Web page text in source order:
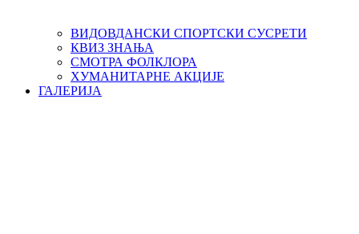
ВИДОВДАНСКИ СПОРТСКИ СУСРЕТИ
КВИЗ ЗНАЊА
СМОТРА ФОЛКЛОРА
ХУМАНИТАРНЕ АКЦИЈЕ
ГАЛЕРИЈА